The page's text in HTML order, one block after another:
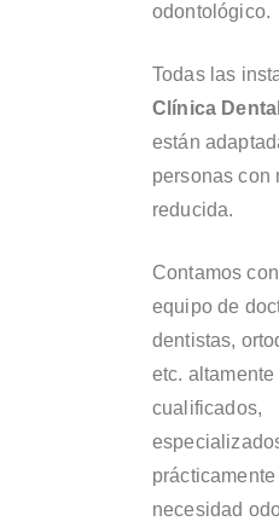
odontológico.
Todas las
Clínica
están
personas con
reducida.
Contamos
equipo de
dentistas,
etc. altamente
cualificados,
necesidad